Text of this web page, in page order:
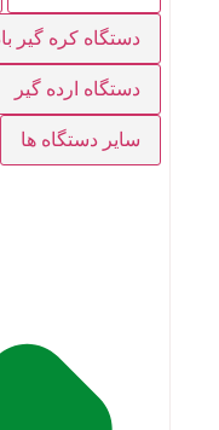
دستگاه کره گیر
دستگاه ارده گیر
سایر دستگاه ها